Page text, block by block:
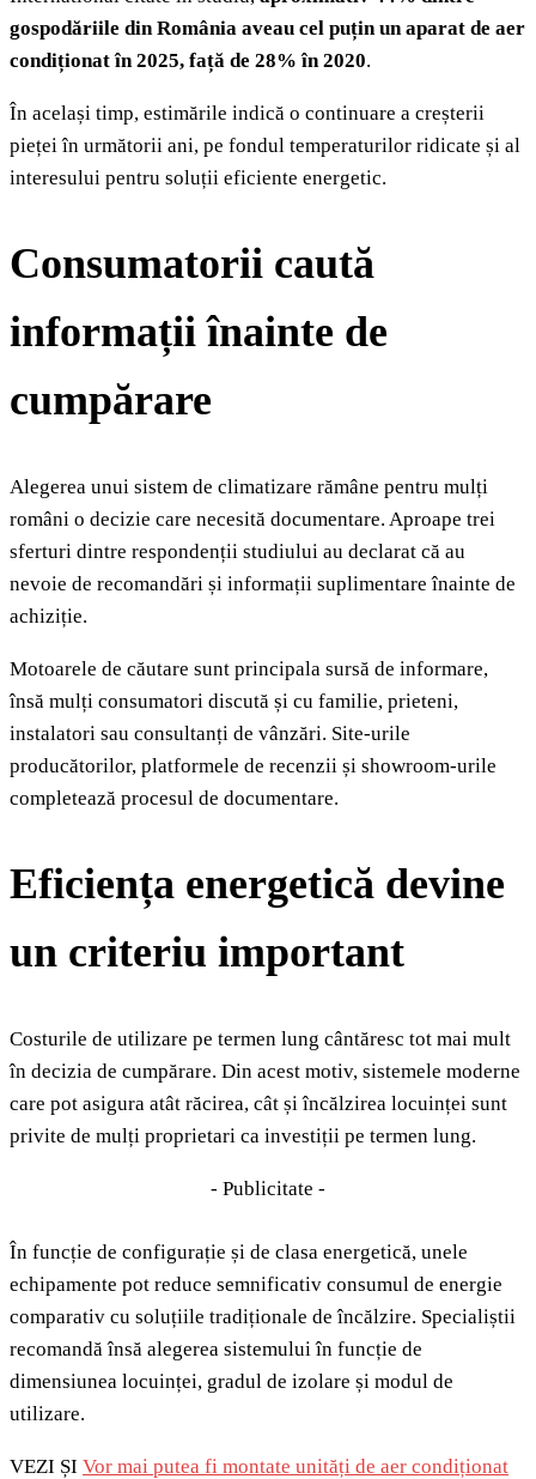
gospodăriile din România aveau cel puțin un aparat de aer
condiționat în 2025, față de 28% în 2020.
În același timp, estimările indică o continuare a creșterii
pieței în următorii ani, pe fondul temperaturilor ridicate și al
interesului pentru soluții eficiente energetic.
Consumatorii caută
informații înainte de
cumpărare
Alegerea unui sistem de climatizare rămâne pentru mulți
români o decizie care necesită documentare. Aproape trei
sferturi dintre respondenții studiului au declarat că au
nevoie de recomandări și informații suplimentare înainte de
achiziție.
Motoarele de căutare sunt principala sursă de informare,
însă mulți consumatori discută și cu familie, prieteni,
instalatori sau consultanți de vânzări. Site-urile
producătorilor, platformele de recenzii și showroom-urile
completează procesul de documentare.
Eficiența energetică devine
un criteriu important
Costurile de utilizare pe termen lung cântăresc tot mai mult
în decizia de cumpărare. Din acest motiv, sistemele moderne
care pot asigura atât răcirea, cât și încălzirea locuinței sunt
privite de mulți proprietari ca investiții pe termen lung.
- Publicitate -
În funcție de configurație și de clasa energetică, unele
echipamente pot reduce semnificativ consumul de energie
comparativ cu soluțiile tradiționale de încălzire. Specialiștii
recomandă însă alegerea sistemului în funcție de
dimensiunea locuinței, gradul de izolare și modul de
utilizare.
VEZI ȘI Vor mai putea fi montate unități de aer condiționat